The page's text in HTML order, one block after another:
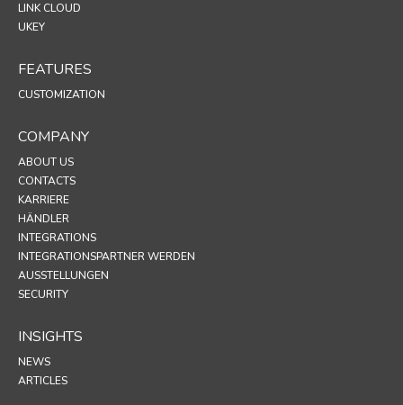
LINK CLOUD
UKEY
FEATURES
CUSTOMIZATION
COMPANY
ABOUT US
CONTACTS
KARRIERE
HÄNDLER
INTEGRATIONS
INTEGRATIONSPARTNER WERDEN
AUSSTELLUNGEN
SECURITY
INSIGHTS
NEWS
ARTICLES